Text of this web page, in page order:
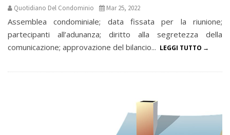
Quotidiano Del Condominio Mar 25, 2022
Assemblea condominiale; data fissata per la riunione;
partecipanti all’adunanza; diritto alla segretezza della
comunicazione; approvazione del bilancio... LEGGI TUTTO